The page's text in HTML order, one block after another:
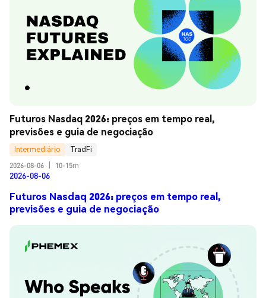
Futuros Nasdaq 2026: preços em tempo real,
previsões e guia de negociação
Intermediário
TradFi
2026-08-06
10-15m
2026-08-06
Futuros Nasdaq 2026: preços em tempo real,
previsões e guia de negociação